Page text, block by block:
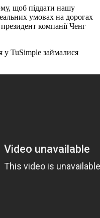
щоб піддати нашу
умовах на дорогах
компанії Ченг
у TuSimple займалися